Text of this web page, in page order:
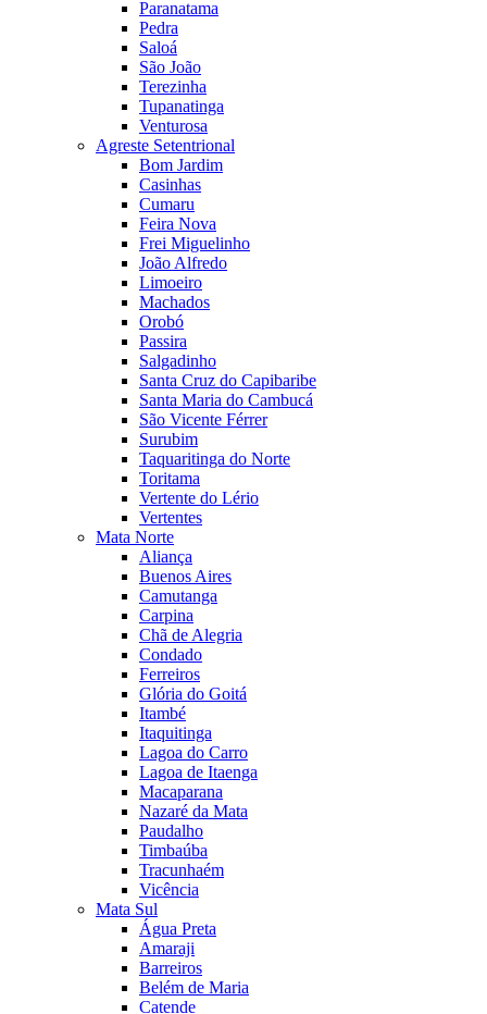
Paranatama
Pedra
Saloá
São João
Terezinha
Tupanatinga
Venturosa
Agreste Setentrional
Bom Jardim
Casinhas
Cumaru
Feira Nova
Frei Miguelinho
João Alfredo
Limoeiro
Machados
Orobó
Passira
Salgadinho
Santa Cruz do Capibaribe
Santa Maria do Cambucá
São Vicente Férrer
Surubim
Taquaritinga do Norte
Toritama
Vertente do Lério
Vertentes
Mata Norte
Aliança
Buenos Aires
Camutanga
Carpina
Chã de Alegria
Condado
Ferreiros
Glória do Goitá
Itambé
Itaquitinga
Lagoa do Carro
Lagoa de Itaenga
Macaparana
Nazaré da Mata
Paudalho
Timbaúba
Tracunhaém
Vicência
Mata Sul
Água Preta
Amaraji
Barreiros
Belém de Maria
Catende